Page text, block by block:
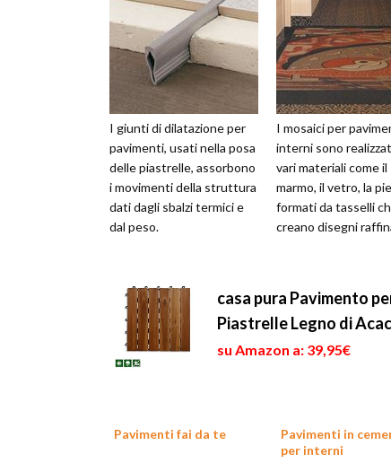
I giunti di dilatazione per
pavimenti, usati nella posa
delle piastrelle, assorbono
i movimenti della struttura
dati dagli sbalzi termici e
dal peso.
I mosaici per
interni sono
vari materiali come il
marmo, il vetro, la
formati da tasselli
creano disegni
casa pura Pavimento
Piastrelle Legno di
su Amazon a: 39,95€
Pavimenti fai da te
Pavimenti in
per interni